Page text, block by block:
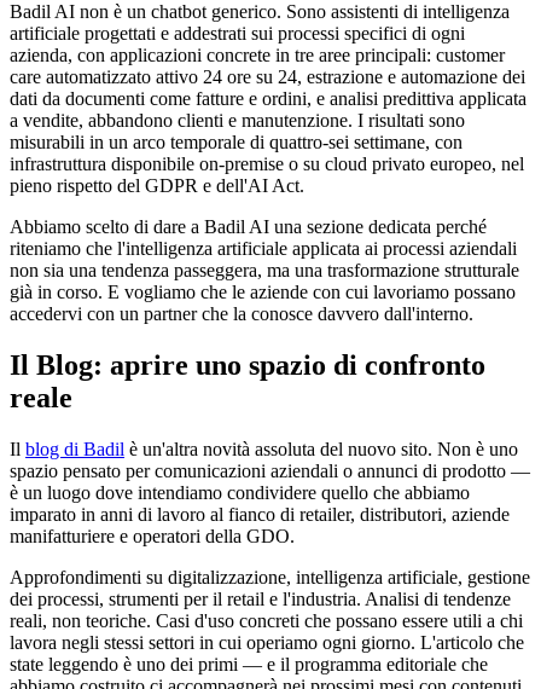
Badil AI non è un chatbot generico. Sono assistenti di intelligenza
artificiale progettati e addestrati sui processi specifici di ogni
azienda, con applicazioni concrete in tre aree principali: customer
care automatizzato attivo 24 ore su 24, estrazione e automazione dei
dati da documenti come fatture e ordini, e analisi predittiva applicata
a vendite, abbandono clienti e manutenzione. I risultati sono
misurabili in un arco temporale di quattro-sei settimane, con
infrastruttura disponibile on-premise o su cloud privato europeo, nel
pieno rispetto del GDPR e dell'AI Act.
Abbiamo scelto di dare a Badil AI una sezione dedicata perché
riteniamo che l'intelligenza artificiale applicata ai processi aziendali
non sia una tendenza passeggera, ma una trasformazione strutturale
già in corso. E vogliamo che le aziende con cui lavoriamo possano
accedervi con un partner che la conosce davvero dall'interno.
Il Blog: aprire uno spazio di confronto
reale
Il blog di Badil è un'altra novità assoluta del nuovo sito. Non è uno
spazio pensato per comunicazioni aziendali o annunci di prodotto —
è un luogo dove intendiamo condividere quello che abbiamo
imparato in anni di lavoro al fianco di retailer, distributori, aziende
manifatturiere e operatori della GDO.
Approfondimenti su digitalizzazione, intelligenza artificiale, gestione
dei processi, strumenti per il retail e l'industria. Analisi di tendenze
reali, non teoriche. Casi d'uso concreti che possano essere utili a chi
lavora negli stessi settori in cui operiamo ogni giorno. L'articolo che
state leggendo è uno dei primi — e il programma editoriale che